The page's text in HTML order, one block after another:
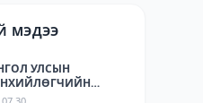
МЭДЭЭ
УЛСЫН
БОЛОН